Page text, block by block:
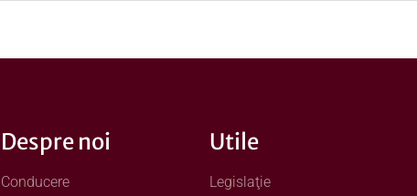
Despre noi
Conducere
Utile
Legislaţie